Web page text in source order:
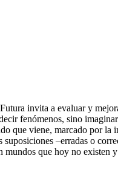
invita a evaluar y
fenómenos, sino
que viene, marcado por la
–erradas o
que hoy no existen